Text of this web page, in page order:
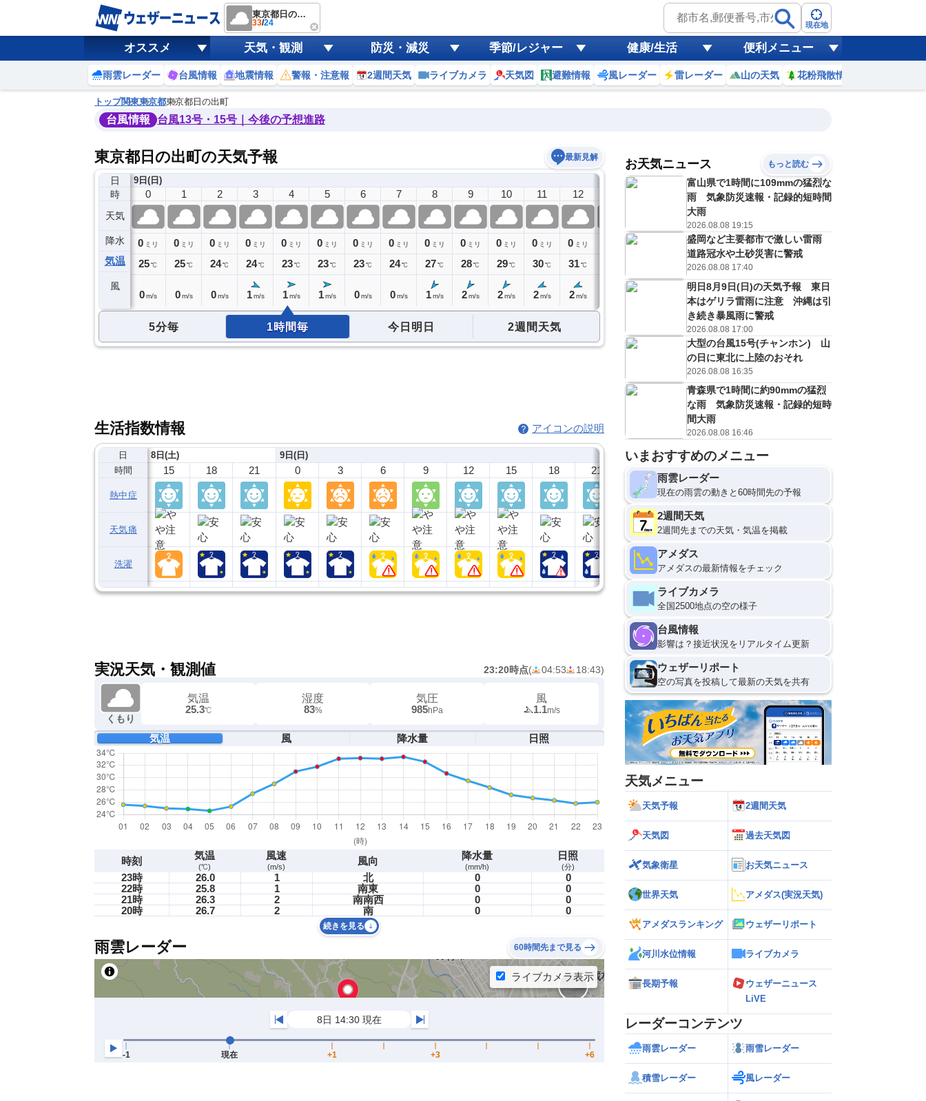
東京都日の出町
33/24 現在地
オススメ 天気・観測 防災・減災 季節/レジャー 健康/生活 便利メニュー
雨雲レーダー 台風情報 地震情報 警報・注意報 2週間天気 ライブカメラ 天気図 避難情報 風レーダー 雷レーダー 山の天気 花粉飛散情報
トップ関東東京都東京都日の出町
台風情報 台風13号・15号｜今後の予想進路
東京都日の出町の天気予報 最新見解
日
時
天気
降水
気温
風
8日(土)
23
0ミリ
25℃
9日(日)
0
0 ミリ
25℃
0 m/s
1
0 ミリ
25℃
0 m/s
2
0 ミリ
24℃
0 m/s
3
0 ミリ
24℃
1 m/s
4
0 ミリ
23℃
1 m/s
5
0 ミリ
23℃
1 m/s
6
0 ミリ
23℃
0 m/s
7
0 ミリ
24℃
0 m/s
8
0 ミリ
27℃
1 m/s
9
0 ミリ
28℃
2 m/s
10
0 ミリ
29℃
2 m/s
11
0 ミリ
30℃
2 m/s
12
0 ミリ
31℃
2 m/s
15
ミリ
℃
m/s
16
0 ミリ
31 ℃
3m/s
17
0ミリ
30
2 m/s
18
0ミリ
2 m/s
19
0
2m/s
5分毎 1時間毎 今日明日 2週間天気
生活指数情報 アイコンの説明
日
時間
熱中症
天気痛
洗濯
8日(土)
15 18 21
9日(日)
0 3 6 9 12 15 18 21
10日(月)
0
実況天気・観測値 23:20時点( 04:53 18:43)
くもり
気温
25.3℃
湿度
83%
気圧
985hPa
風
1.1m/s
気温 風 降水量 日照
時刻 気温
(℃)
風速
(m/s) 風向 降水量
(mm/h)
日照
(分)
23時 26.0 1 北 0
0
22時
25.8 1 南東 0
0
21時
26.3 2 南南西 0
0
20時
26.7 2 南 0 0
続きを見る
雨雲レーダー 60時間先まで見る
お天気ニュース もっと読む
富山県で1時間に109mmの猛烈な
雨 気象防災速報・記録的短時間
大雨
2026.08.08 19:15
盛岡など主要都市で激しい雷雨
道路冠水や土砂災害に警戒
2026.08.08 17:40
明日8月9日(日)の天気予報 東日
本はゲリラ雷雨に注意 沖縄は引
き続き暴風雨に警戒
2026.08.08 17:00
大型の台風15号(チャンホン) 山
の日に東北に上陸のおそれ
2026.08.08 16:35
青森県で1時間に約90mmの猛烈
な雨 気象防災速報・記録的短時
間大雨
2026.08.08 16:46
いまおすすめのメニュー
雨雲レーダー
現在の雨雲の動きと60時間先の予報
2週間天気
2週間先までの天気・気温を掲載
アメダス
アメダスの最新情報をチェック
ライブカメラ
全国2500地点の空の様子
台風情報
影響は？接近状況をリアルタイム更新
ウェザーリポート
空の写真を投稿して最新の天気を共有
天気メニュー
天気予報 2週間天気
天気図 過去天気図
気象衛星 お天気ニュース
世界天気 アメダス(実況天気)
アメダスランキング ウェザーリポート
河川水位情報 ライブカメラ
長期予報
ウェザーニュース
LiVE
レーダーコンテンツ
雨雲レーダー 雨雪レーダー
積雪レーダー 風レーダー